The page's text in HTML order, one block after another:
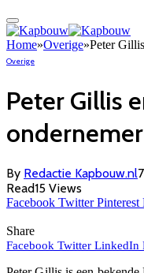
Home»Overige»Peter
Overige
Peter Gillis
ondernemer
By Redactie Kapbouw.nl
Read15 Views
Facebook Twitter Pinterest
Share
Facebook Twitter LinkedIn